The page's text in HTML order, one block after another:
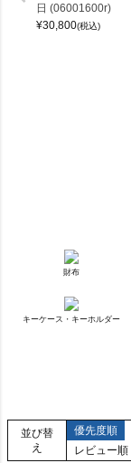
日 (06001600r)
¥30,800(税込)
財布
キーケース・キーホルダー
並び替
え
優先度順
レビュー順